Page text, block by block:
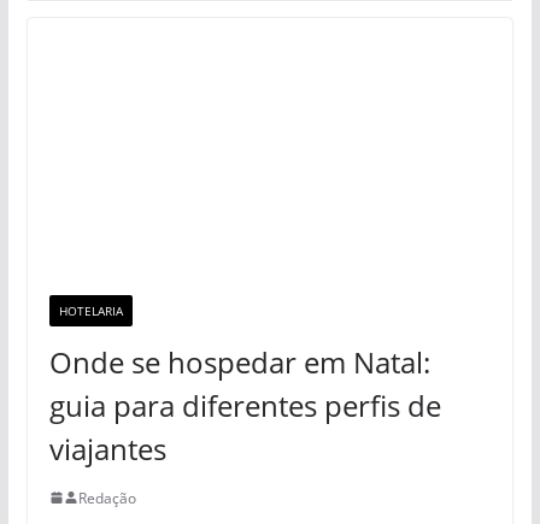
HOTELARIA
Onde se hospedar em Natal:
guia para diferentes perfis de
viajantes
Redação